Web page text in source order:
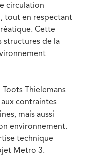
circulation
tout en respectant
Cette
structures de la
Toots Thielemans
contraintes
mais aussi
environnement.
technique
Metro 3.